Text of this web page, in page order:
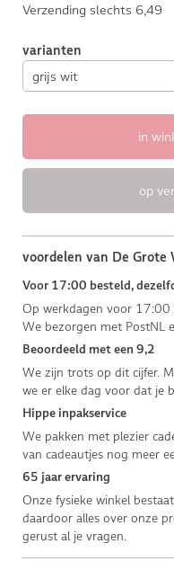
Verzending slechts 6,49
varianten
in
op
voordelen van De Grote
Voor 17:00 besteld,
Op werkdagen voor 17:00
We bezorgen met PostNL
Beoordeeld met een 9,2
We zijn trots op dit cijfer.
we er elke dag voor dat je
Hippe inpakservice
We pakken met plezier
van cadeautjes nog meer
65 jaar ervaring
Onze fysieke winkel
daardoor alles over onze
gerust al je vragen.